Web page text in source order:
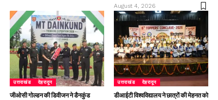
August 4, 2026
उत्तराखंड देहरादून
जीओसी गोल्डन की डिवीजन ने डैनकुंड
उत्तराखंड देहरादून
डीआईटी विश्वविद्यालय ने छात्रों की मेहनत को